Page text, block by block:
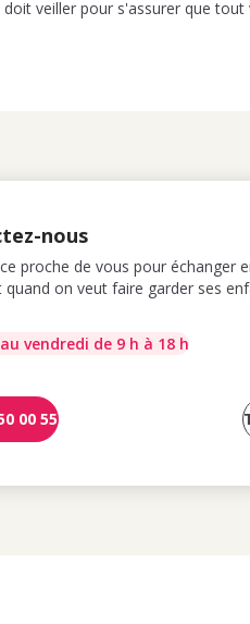
veiller pour s'assurer que
nous
proche de vous pour échanger
on veut faire garder ses
vendredi de 9 h à 18 h
00 55